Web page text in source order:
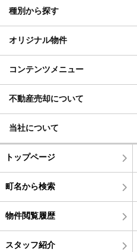
種別から探す
オリジナル物件
コンテンツメニュー
不動産売却について
当社について
トップページ
町名から検索
物件閲覧履歴
スタッフ紹介